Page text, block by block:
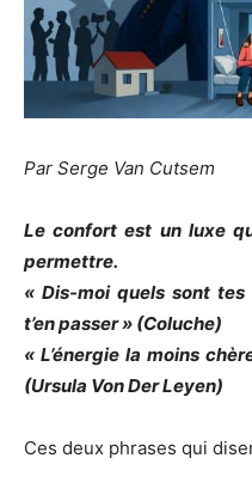
Par Serge Van Cutsem
Le confort est un luxe
permettre.
« Dis-moi quels sont
t’en passer » (Coluche)
« L’énergie la moins
(Ursula Von Der Leyen)
Ces deux phrases qui